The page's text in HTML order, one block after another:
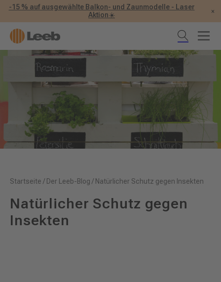
-15 % auf ausgewählte Balkon- und Zaunmodelle - Laser
Aktion☀️
×
Startseite / Der Leeb-Blog / Natürlicher Schutz gegen Insekten
Natürlicher Schutz gegen
Insekten